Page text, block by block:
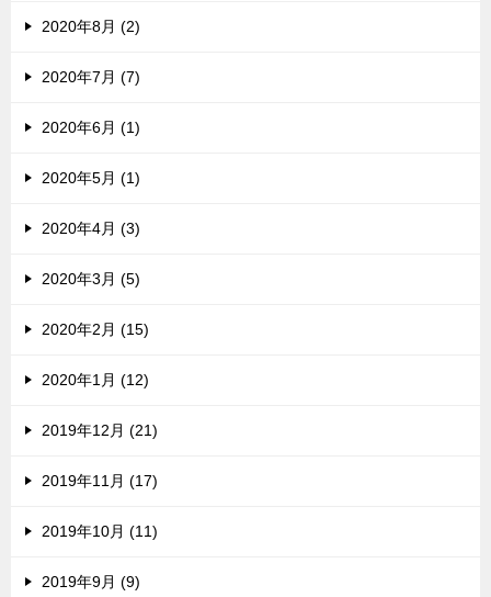
2020年8月 (2)
2020年7月 (7)
2020年6月 (1)
2020年5月 (1)
2020年4月 (3)
2020年3月 (5)
2020年2月 (15)
2020年1月 (12)
2019年12月 (21)
2019年11月 (17)
2019年10月 (11)
2019年9月 (9)